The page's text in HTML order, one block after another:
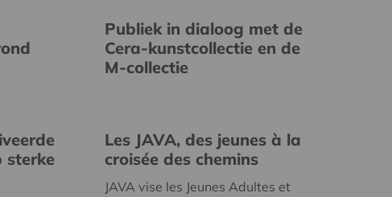
Publiek in dialoog met de
Cera-kunstcollectie en de
M-collectie
sterke
Les JAVA, des jeunes à la
croisée des chemins
JAVA vise les Jeunes Adultes et